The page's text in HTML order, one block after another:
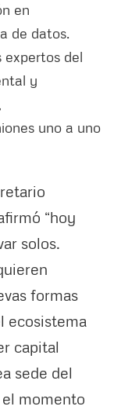
en
de datos.
expertos del
y
uno a uno
“hoy
solos.
formas
ecosistema
capital
sede del
momento